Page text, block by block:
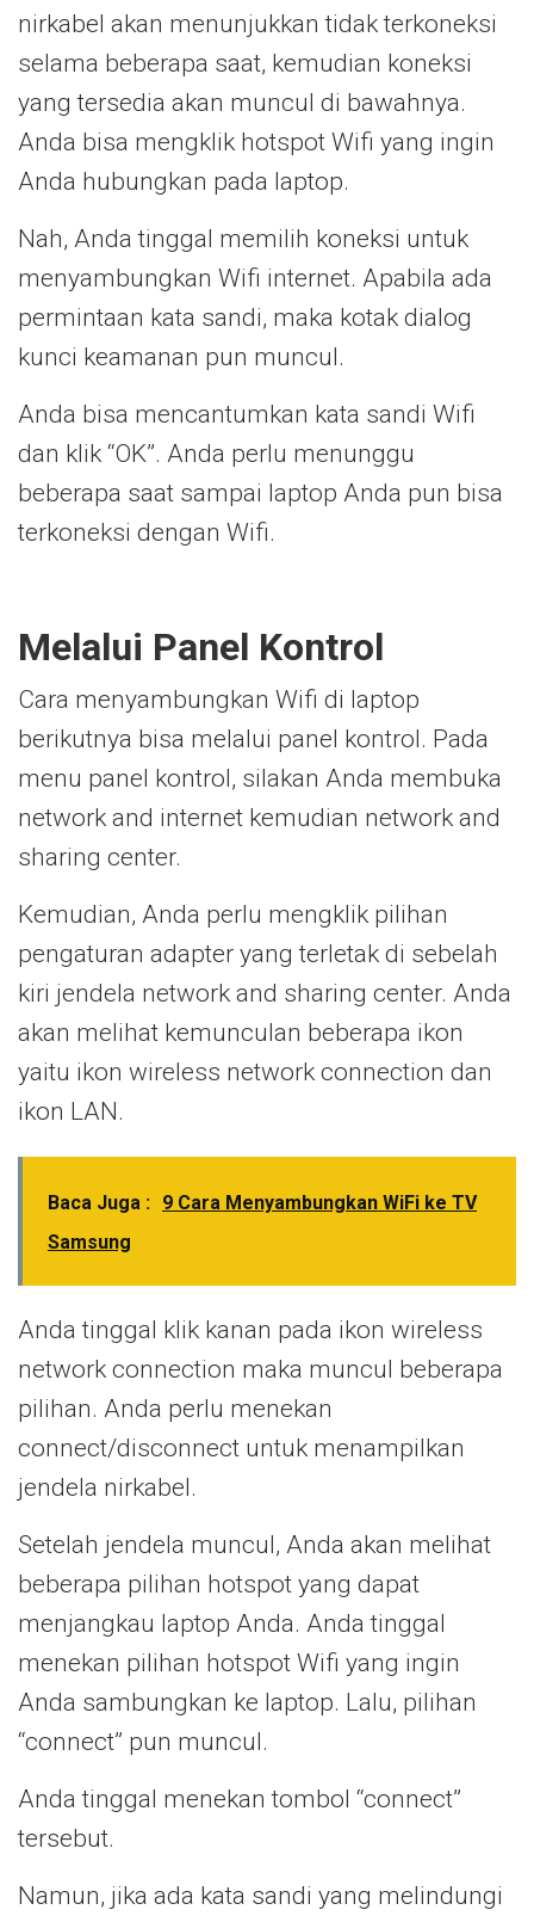
nirkabel akan menunjukkan tidak terkoneksi
selama beberapa saat, kemudian koneksi
yang tersedia akan muncul di bawahnya.
Anda bisa mengklik hotspot Wifi yang ingin
Anda hubungkan pada laptop.
Nah, Anda tinggal memilih koneksi untuk
menyambungkan Wifi internet. Apabila ada
permintaan kata sandi, maka kotak dialog
kunci keamanan pun muncul.
Anda bisa mencantumkan kata sandi Wifi
dan klik “OK”. Anda perlu menunggu
beberapa saat sampai laptop Anda pun bisa
terkoneksi dengan Wifi.
Melalui Panel Kontrol
Cara menyambungkan Wifi di laptop
berikutnya bisa melalui panel kontrol. Pada
menu panel kontrol, silakan Anda membuka
network and internet kemudian network and
sharing center.
Kemudian, Anda perlu mengklik pilihan
pengaturan adapter yang terletak di sebelah
kiri jendela network and sharing center. Anda
akan melihat kemunculan beberapa ikon
yaitu ikon wireless network connection dan
ikon LAN.
Baca Juga : 9 Cara Menyambungkan WiFi ke TV
Samsung
Anda tinggal klik kanan pada ikon wireless
network connection maka muncul beberapa
pilihan. Anda perlu menekan
connect/disconnect untuk menampilkan
jendela nirkabel.
Setelah jendela muncul, Anda akan melihat
beberapa pilihan hotspot yang dapat
menjangkau laptop Anda. Anda tinggal
menekan pilihan hotspot Wifi yang ingin
Anda sambungkan ke laptop. Lalu, pilihan
“connect” pun muncul.
Anda tinggal menekan tombol “connect”
tersebut.
Namun, jika ada kata sandi yang melindungi